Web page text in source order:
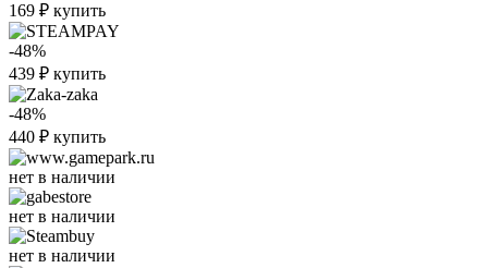
169 ₽ купить
-48%
439 ₽ купить
-48%
440 ₽ купить
нет в наличии
нет в наличии
нет в наличии